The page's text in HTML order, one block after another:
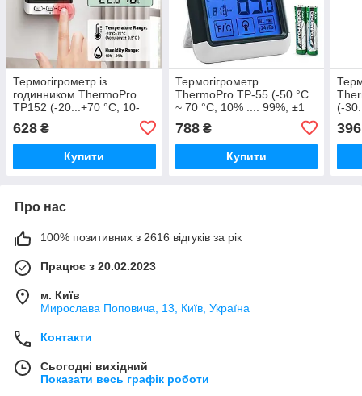
Термогігрометр із
годинником ThermoPro
TP152 (-20...+70 °C, 10-
99% RH, оновлення 10 с)
628 ₴
Купити
Термогігрометр
ThermoPro TP-55 (-50 °C
~ 70 °C; 10% .... 99%; ±1
магнітом
788₴
Купити
(-
396
Про нас
100% позитивних з 2616 відгуків за рік
Працює з 20.02.2023
м. Київ
Мирослава Поповича, 13, Київ, Україна
Контакти
Сьогодні вихідний
Показати весь графік роботи